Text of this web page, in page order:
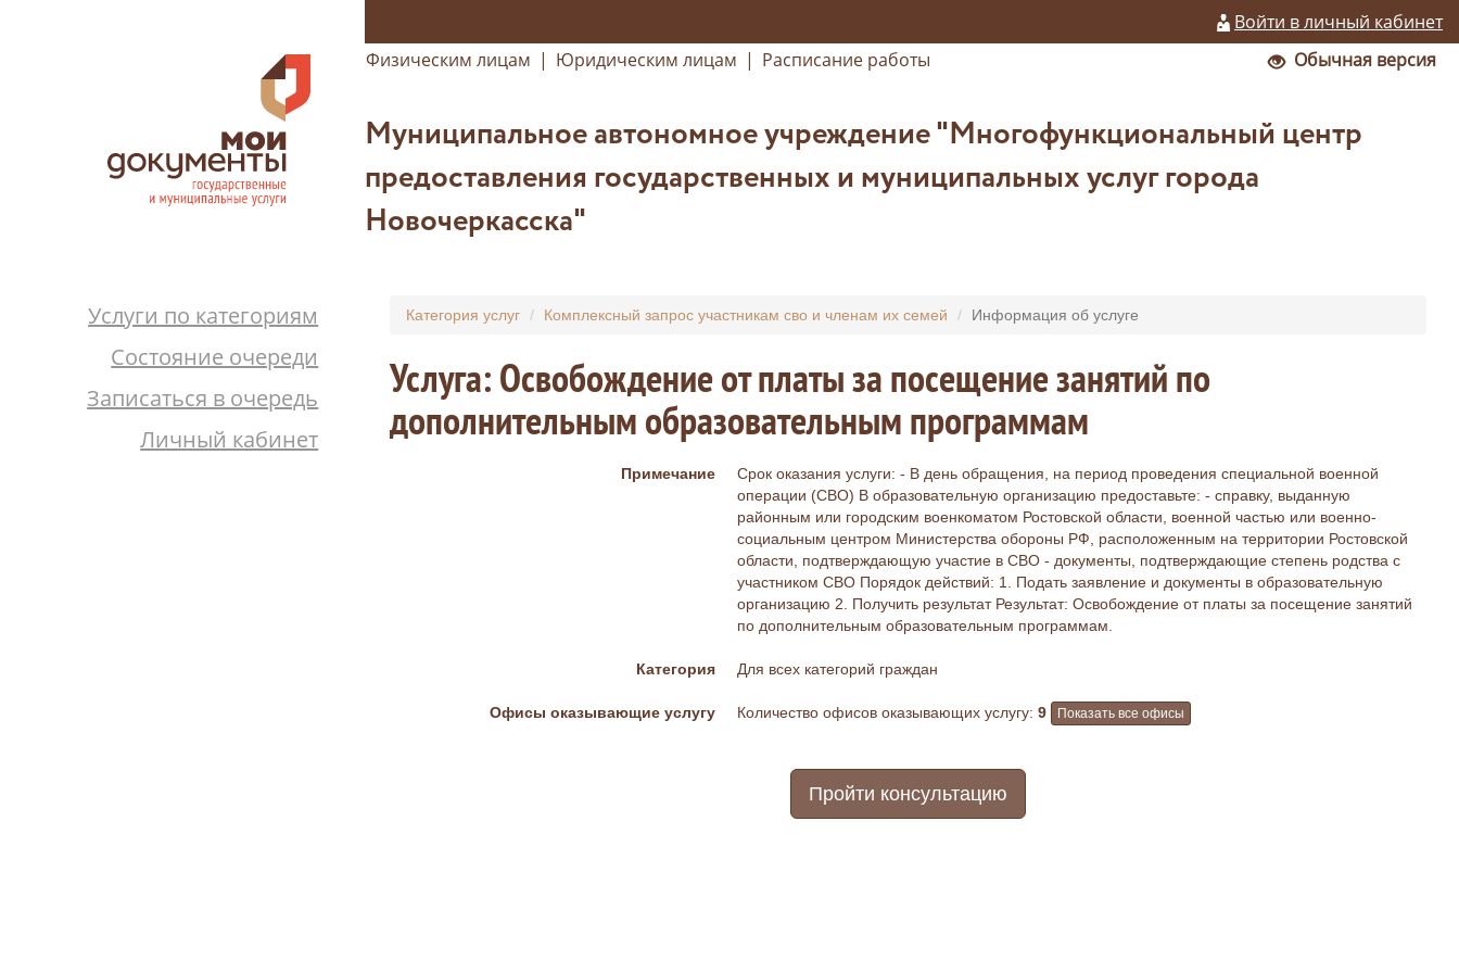
Войти в личный кабинет
Физическим лицам | Юридическим лицам | Расписание работы Обычная версия
Муниципальное автономное учреждение "Многофункциональный центр
предоставления государственных и муниципальных услуг города
Новочеркасска"
Услуги по категориям
Состояние очереди
Записаться в очередь
Личный кабинет
Категория услуг Комплексный запрос участникам сво и членам их семей Информация об услуге
Услуга: Освобождение от платы за посещение занятий по
дополнительным образовательным программам
Примечание
Срок оказания услуги: - В день обращения, на период проведения специальной военной
операции (СВО) В образовательную организацию предоставьте: - справку, выданную
районным или городским военкоматом Ростовской области, военной частью или военно-
социальным центром Министерства обороны РФ, расположенным на территории Ростовской
области, подтверждающую участие в СВО - документы, подтверждающие степень родства с
участником СВО Порядок действий: 1. Подать заявление и документы в образовательную
организацию 2. Получить результат Результат: Освобождение от платы за посещение занятий
по дополнительным образовательным программам.
Категория Для всех категорий граждан
Офисы оказывающие услугу Количество офисов оказывающих услугу: 9 Показать все офисы
Пройти консультацию